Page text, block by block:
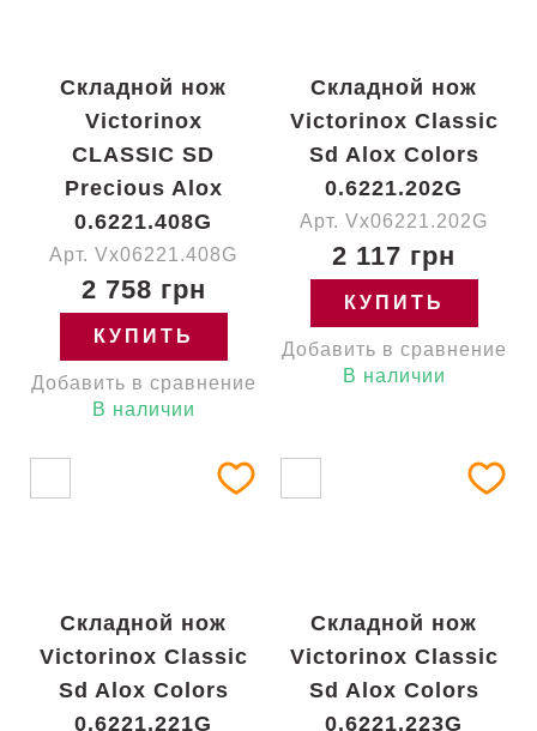
Складной нож
Victorinox
CLASSIC SD
Precious Alox
0.6221.408G
Арт. Vx06221.408G
2 758 грн
КУПИТЬ
Добавить в сравнение
В наличии
Складной нож
Victorinox Classic
Sd Alox Colors
0.6221.202G
Арт. Vx06221.202G
2 117 грн
КУПИТЬ
Добавить в сравнение
В наличии
Складной нож
Victorinox Classic
Sd Alox Colors
0.6221.221G
Складной нож
Victorinox Classic
Sd Alox Colors
0.6221.223G